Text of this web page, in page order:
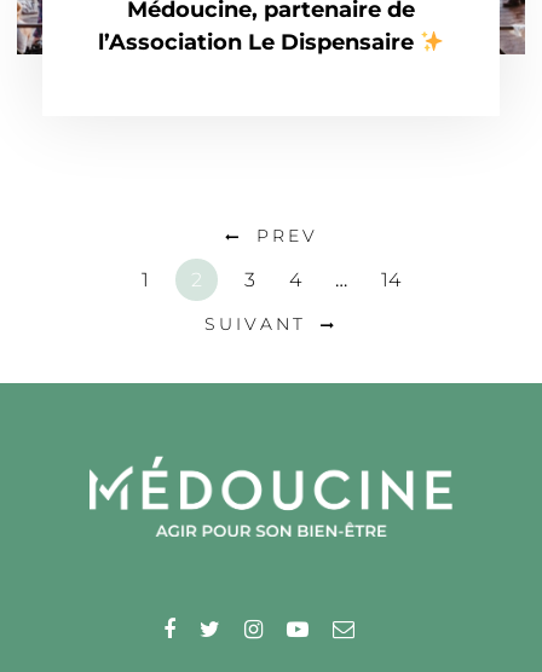
Médoucine, partenaire de
l’Association Le Dispensaire
PREV
1 2 3 4 … 14
SUIVANT